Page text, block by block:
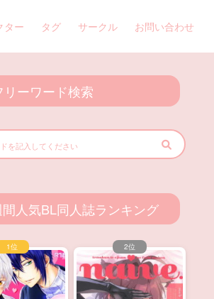
ター タグ サークル お問い合わせ
リーワード検索
間人気BL同人誌ランキング